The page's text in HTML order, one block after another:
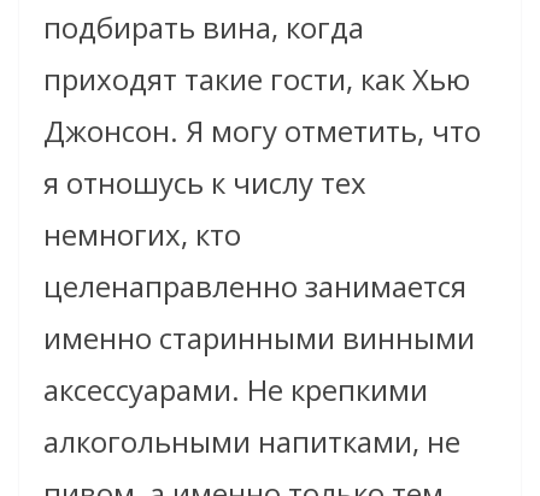
подбирать вина, когда
приходят такие гости, как Хью
Джонсон. Я могу отметить, что
я отношусь к числу тех
немногих, кто
целенаправленно занимается
именно старинными винными
аксессуарами. Не крепкими
алкогольными напитками, не